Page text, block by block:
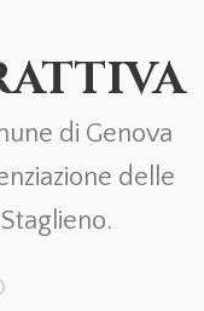
di Genova
delle